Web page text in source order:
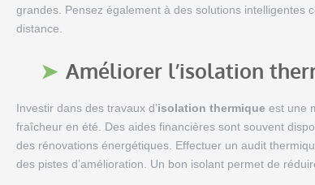
grandes. Pensez également à des solutions intelligentes
distance.
Améliorer l’isolation
Investir dans des travaux d’isolation thermique est une
fraîcheur en été. Des aides financières sont souvent
des rénovations énergétiques. Effectuer un audit
des pistes d’amélioration. Un bon isolant permet de